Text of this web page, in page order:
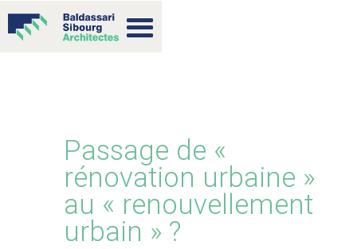
Passage de «
rénovation urbaine »
au « renouvellement
urbain » ?